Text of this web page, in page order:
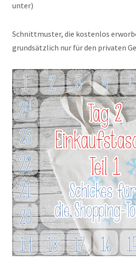
unter)
Schnittmuster, die kostenlos
grundsätzlich nur für den privaten